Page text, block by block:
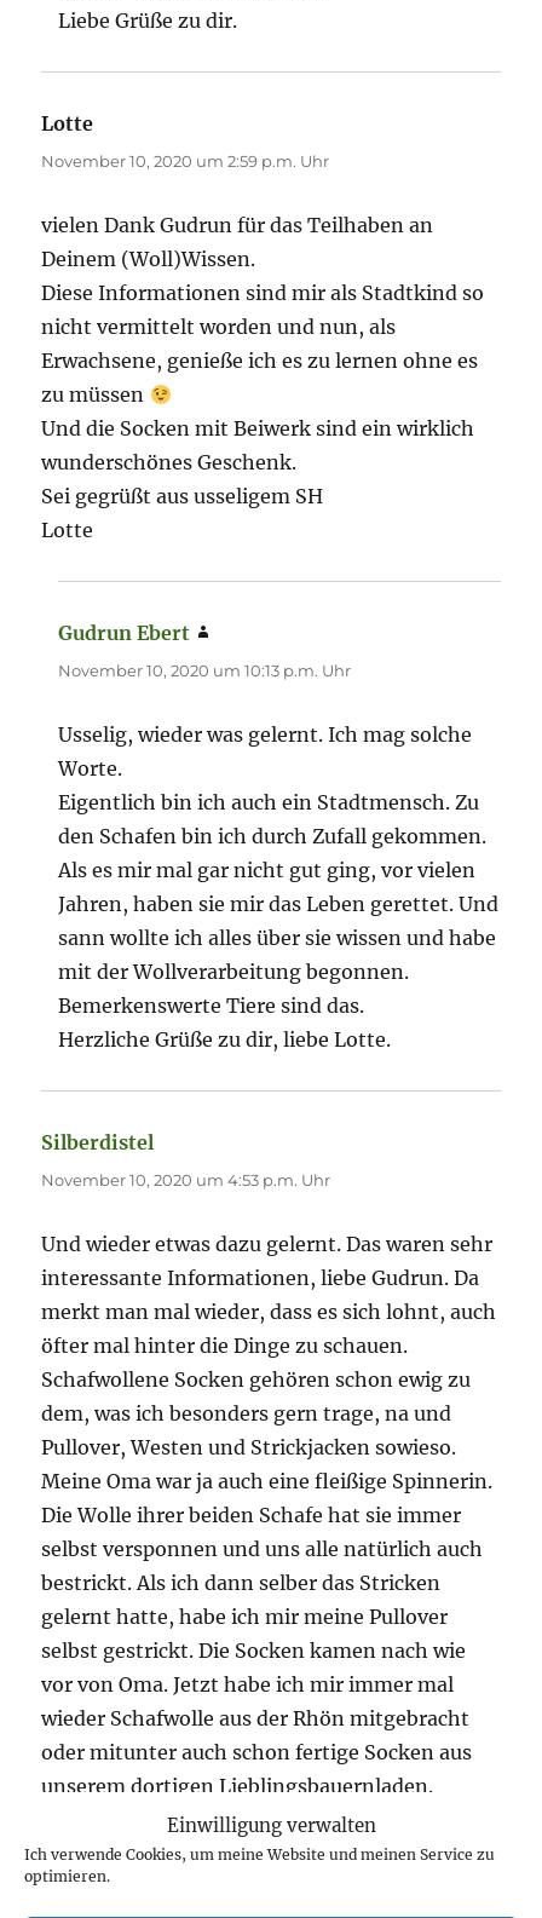
Einwilligung verwalten
Ich verwende Cookies, um meine Website und meinen Service zu
optimieren.
Liebe Grüße zu dir.
Lotte
November 10, 2020 um 2:59 p.m. Uhr
vielen Dank Gudrun für das Teilhaben an
Deinem (Woll)Wissen.
Diese Informationen sind mir als Stadtkind so
nicht vermittelt worden und nun, als
Erwachsene, genieße ich es zu lernen ohne es
zu müssen
Und die Socken mit Beiwerk sind ein wirklich
wunderschönes Geschenk.
Sei gegrüßt aus usseligem SH
Lotte
Gudrun Ebert
November 10, 2020 um 10:13 p.m. Uhr
Usselig, wieder was gelernt. Ich mag solche
Worte.
Eigentlich bin ich auch ein Stadtmensch. Zu
den Schafen bin ich durch Zufall gekommen.
Als es mir mal gar nicht gut ging, vor vielen
Jahren, haben sie mir das Leben gerettet. Und
sann wollte ich alles über sie wissen und habe
mit der Wollverarbeitung begonnen.
Bemerkenswerte Tiere sind das.
Herzliche Grüße zu dir, liebe Lotte.
Silberdistel
November 10, 2020 um 4:53 p.m. Uhr
Und wieder etwas dazu gelernt. Das waren sehr
interessante Informationen, liebe Gudrun. Da
merkt man mal wieder, dass es sich lohnt, auch
öfter mal hinter die Dinge zu schauen.
Schafwollene Socken gehören schon ewig zu
dem, was ich besonders gern trage, na und
Pullover, Westen und Strickjacken sowieso.
Meine Oma war ja auch eine fleißige Spinnerin.
Die Wolle ihrer beiden Schafe hat sie immer
selbst versponnen und uns alle natürlich auch
bestrickt. Als ich dann selber das Stricken
gelernt hatte, habe ich mir meine Pullover
selbst gestrickt. Die Socken kamen nach wie
vor von Oma. Jetzt habe ich mir immer mal
wieder Schafwolle aus der Rhön mitgebracht
oder mitunter auch schon fertige Socken aus
unserem dortigen Lieblingsbauernladen.
Ich hoffe, Deine Socken bringen nicht nur
warme Füße, sondern auch viel Freude.
Einen lieben Gruß schickt Dir die Silberdistel